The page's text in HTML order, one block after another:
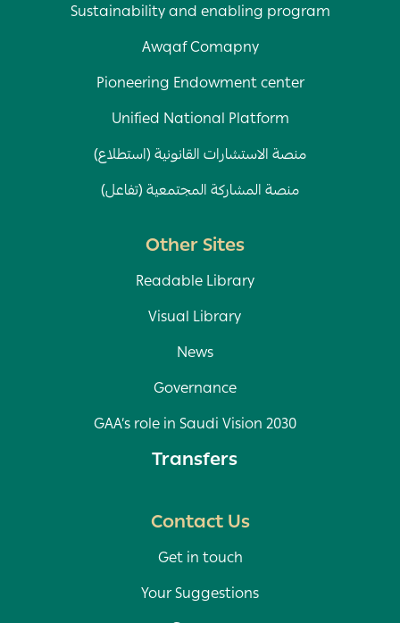
Sustainability and enabling program
Awqaf Comapny
Pioneering Endowment center
Unified National Platform
منصة الاستشارات القانونية (استطلاع)
منصة المشاركة المجتمعية (تفاعل)
Other Sites
Readable Library
Visual Library
News
Governance
GAA’s role in Saudi Vision 2030
Transfers
Contact Us
Get in touch
Your Suggestions